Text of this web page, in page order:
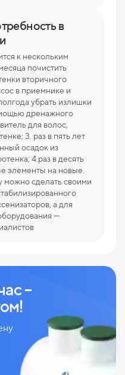
в
к нескольким
почистить
вторичного
в приемнике и
убрать излишки
дренажного
для волос,
3. раз в пять лет
осадок из
4.раз в десять
элементы на новые.
можно сделать своими
а для
—
–